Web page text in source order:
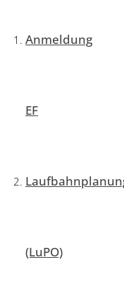
Anmeldung
EF
(LuPO)